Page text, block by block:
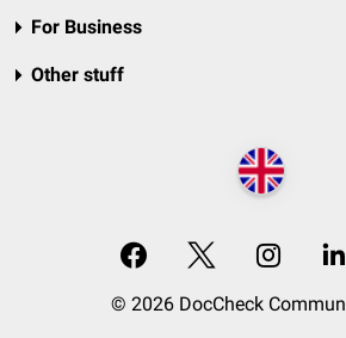
For Business
Other stuff
© 2026 DocCheck